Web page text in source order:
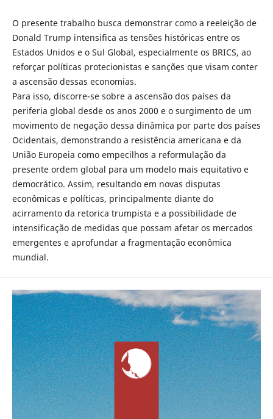
O presente trabalho busca demonstrar como a reeleição de
Donald Trump intensifica as tensões históricas entre os
Estados Unidos e o Sul Global, especialmente os BRICS, ao
reforçar políticas protecionistas e sanções que visam conter
a ascensão dessas economias.
Para isso, discorre-se sobre a ascensão dos países da
periferia global desde os anos 2000 e o surgimento de um
movimento de negação dessa dinâmica por parte dos países
Ocidentais, demonstrando a resistência americana e da
União Europeia como empecilhos a reformulação da
presente ordem global para um modelo mais equitativo e
democrático. Assim, resultando em novas disputas
econômicas e políticas, principalmente diante do
acirramento da retorica trumpista e a possibilidade de
intensificação de medidas que possam afetar os mercados
emergentes e aprofundar a fragmentação econômica
mundial.